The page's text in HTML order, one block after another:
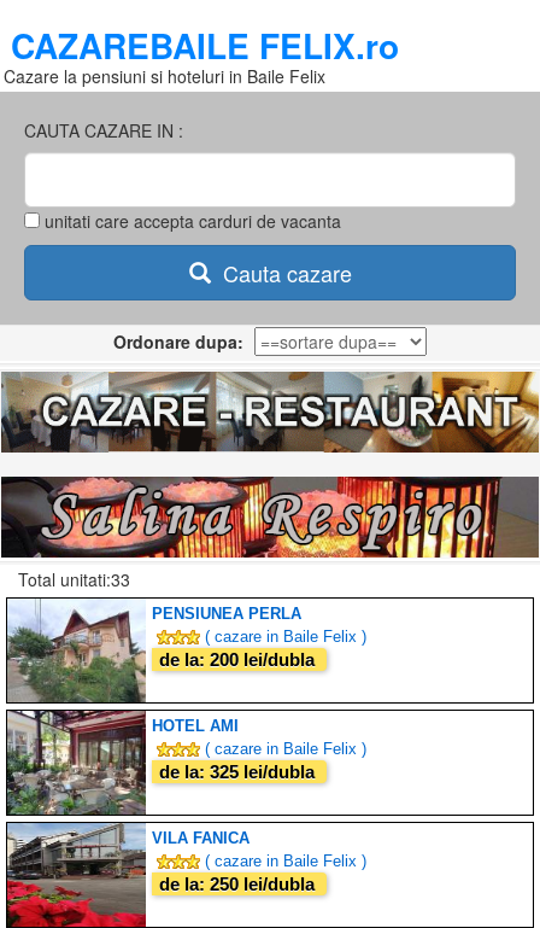
CAZAREBAILE FELIX.ro
Cazare la pensiuni si hoteluri in Baile Felix
CAUTA CAZARE IN :
unitati care accepta carduri de vacanta
Cauta cazare
Ordonare dupa:
Total unitati:33
PENSIUNEA PERLA
( cazare in Baile Felix )
de la: 200 lei/dubla
HOTEL AMI
( cazare in Baile Felix )
de la: 325 lei/dubla
VILA FANICA
( cazare in Baile Felix )
de la: 250 lei/dubla